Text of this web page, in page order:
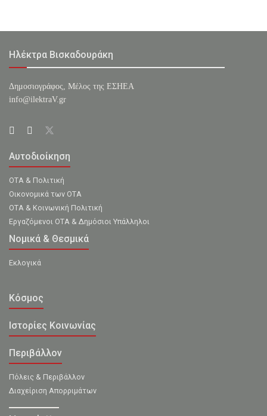
Ηλέκτρα Βισκαδουράκη
Δημοσιογράφος, Μέλος της ΕΣHΕΑ
info@ilektraV.gr
Αυτοδιοίκηση
ΟΤΑ & Πολιτική
Οικονομικά των ΟΤΑ
ΟΤΑ & Κοινωνική Πολιτική
Εργαζόμενοι ΟΤΑ & Δημόσιοι Υπάλληλοι
Νομικά & Θεσμικά
Εκλογικά
Κόσμος
Ιστορίες Κοινωνίας
Περιβάλλον
Πόλεις & Περιβάλλον
Διαχείριση Απορριμάτων